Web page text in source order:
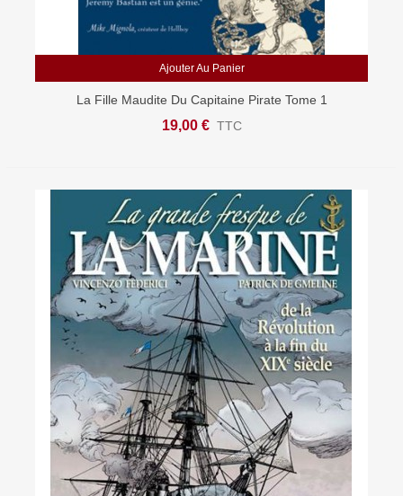
Ajouter Au Panier
La Fille Maudite Du Capitaine Pirate Tome 1
19,00 € TTC